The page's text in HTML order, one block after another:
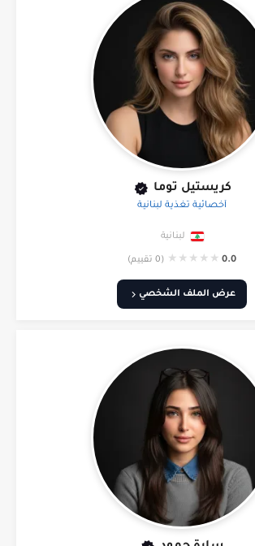
كريستيل توما
أخصائية تغذية لبنانية
لبنانية
0.0
★
★
★
★
★ (0 تقييم)
عرض الملف الشخصي